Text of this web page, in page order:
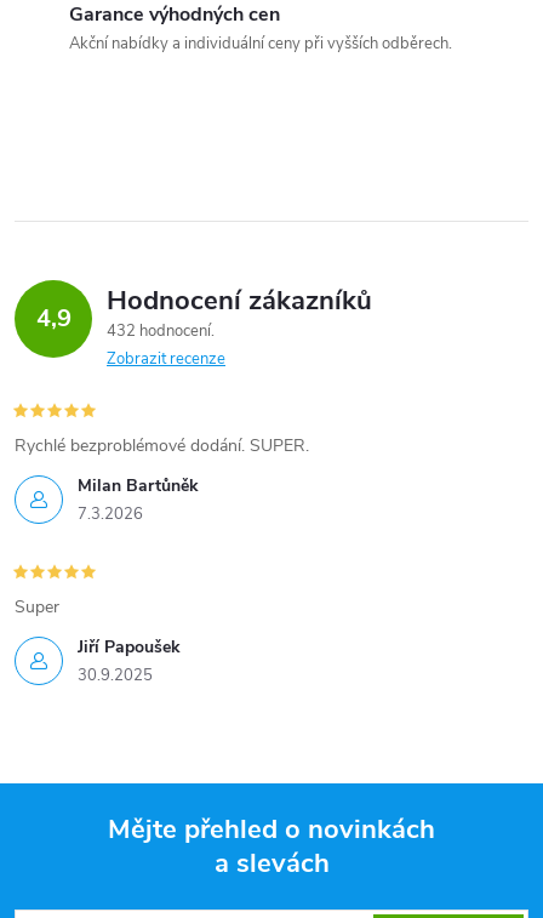
Garance výhodných cen
Akční nabídky a individuální ceny při vyšších odběrech.
4,9 Hodnocení zákazníků
432 hodnocení
Zobrazit recenze
Milan Bartůněk
7.3.2026
Rychlé bezproblémové dodání. SUPER.
Jiří Papoušek
30.9.2025
Super
Mějte přehled o novinkách
a slevách